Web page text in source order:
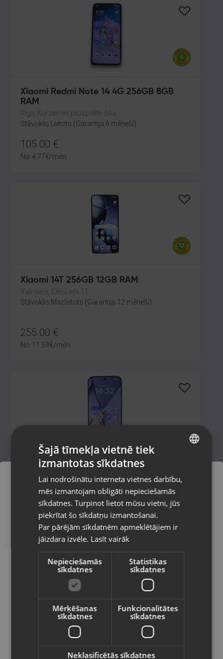
Xiaomi Redmi Note 14 4G 256GB 8GB
RAM
Rīga, Kurzemes prospekts 59a
Stāvoklis Lietots (Garantija 6 mēneši)
105.00 €
No 4.77€/mēn.
Xiaomi 14T 256GB 12GB RAM
Valmiera, Cēsu iela 11
Stāvoklis Mazlietots (Garantija 12 mēneši)
255.00 €
No 11.59€/mēn.
Xiaomi POCO F8 Pro 512GB 12GB RAM
Liepāja, Lielā iela 4
Stāvoklis Mazlietots (Garantija 12 mēneši)
380.00€
€ /mēn.
Xiaomi 12T Pro 256GB 8GB RAM
Pasūtījumi tiks piegādāti uz
izvēlēto valsti
Vietnes saturs būs attēlots izvēlētajā
valodā
Valsts
Latviešu / Latvian
RUSSIAN
Šajā tīmekļa vietnē tiek
izmantotas sīkdatnes
Lai nodrošinātu interneta vietnes darbību,
mēs izmantojam obligāti nepieciešamās
sīkdatnes. Turpinot lietot mūsu vietni, jūs
piekrītat šo sīkdatņu izmantošanai.
Par pārējām sīkdatnēm apmeklētājiem ir
jāizdara izvēle. Lasīt vairāk
Nepieciešamās
sīkdatnes
Statistikas
sīkdatnes
Mērķēšanas
sīkdatnes
Funkcionalitātes
sīkdatnes
Neklasificētās sīkdatnes